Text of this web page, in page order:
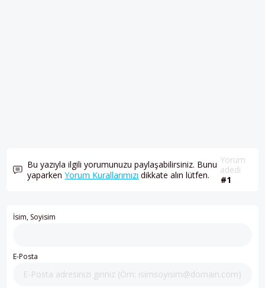
Bu yazıyla ilgili yorumunuzu paylaşabilirsiniz. Bunu
yaparkenYorum Kurallarımızı dikkate alın lütfen.
Yorum
adedi
#1
İsim, Soyisim
E-Posta